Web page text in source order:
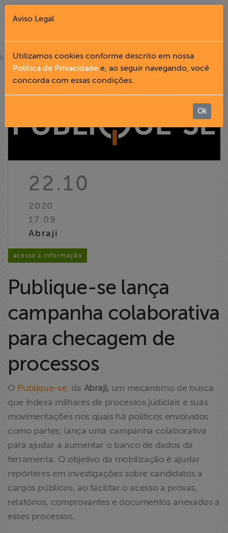
Fechar X
English
Informação
Liberdade de
Expressão
Projetos
e Litigância
Documentários
dos
Homenageados
Notícias
Associe-se
Doe para
>> Conteúdo
exclusivo para
associados
home»notícias
22.10
2020
17:09
Abraji
acesso à informação
Publique-se lança
campanha colaborativa
para checagem de
processos
O Publique-se, da Abraji, um mecanismo de busca
que indexa milhares de processos judiciais e suas
movimentações nos quais há políticos envolvidos
como partes, lança uma campanha colaborativa
para ajudar a aumentar o banco de dados da
ferramenta. O objetivo da mobilização é ajudar
repórteres em investigações sobre candidatos a
cargos públicos, ao facilitar o acesso a provas,
relatórios, comprovantes e documentos anexados a
esses processos.
Aviso Legal
Utilizamos cookies conforme descrito em nossa
Política de Privacidade e, ao seguir navegando, você
concorda com essas condições.
Ok